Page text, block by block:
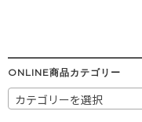
ONLINE商品カテゴリー
カテゴリーを選択